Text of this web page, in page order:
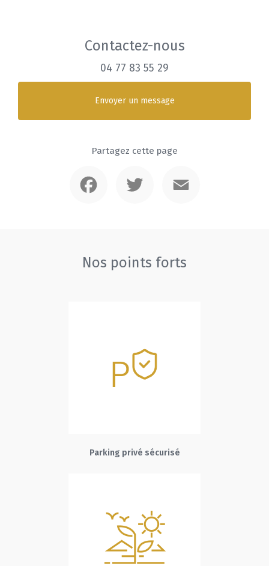
Contactez-nous
04 77 83 55 29
Envoyer un message
Partagez cette page
Nos points forts
Parking privé sécurisé